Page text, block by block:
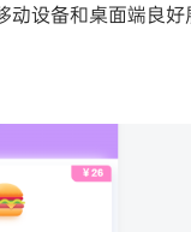
设备和桌面端良好